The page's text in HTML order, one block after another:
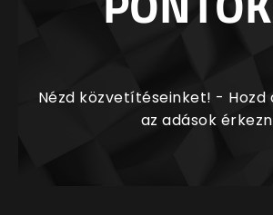
Nézd közvetítéseinket! -
az adások